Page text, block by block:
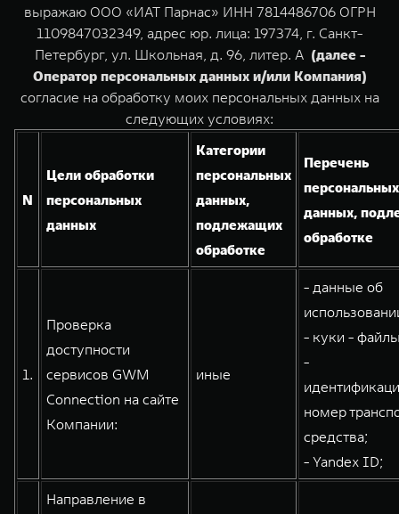
TANK 500
Веди за собой
от 6 499 000 ₽
TANK 700
Сила признания
от 10 199 000 ₽
WEY 07 WEY 05
Эстетика нового времени
от 6 449 000 ₽
WEY 80 Лаундж
TANK Финансы
Корпоративным клиентам
TANK ФИНАНСЫ
TANK Лизинг
TANK Страхование
Специальные предложения
Моторные масла
ЦИФРОВЫЕ СЕРВИСЫ TANK
Подписки
выражаю ООО «ИАТ Парнас» ИНН 7814486706 ОГРН
1109847032349, адрес юр. лица: 197374, г. Санкт-
Петербург, ул. Школьная, д. 96, литер. А (далее -
Оператор персональных данных и/или Компания)
согласие на обработку моих персональных данных на
следующих условиях:
N
Цели обработки
персональных
данных
Категории
персональных
данных,
подлежащих
обработке
Перечень
персональных
данных,
обработке
1.
Проверка
доступности
сервисов GWM
Connection на сайте
Компании:
иные
- данные об
- куки -
-
номер
средства;
- Yandex ID;
Направление в